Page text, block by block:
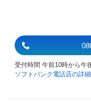
受付時間 午前10時から午
ソフトバンク電話店の詳